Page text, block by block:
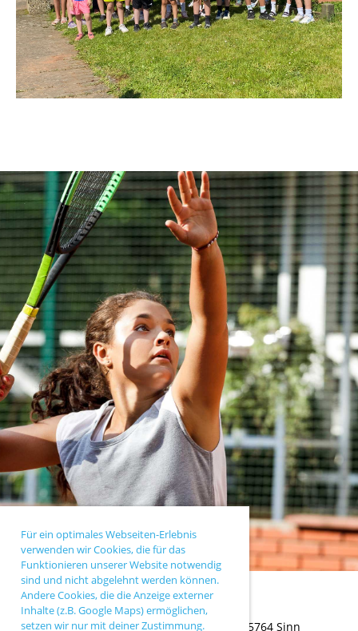
Für ein optimales Webseiten-Erlebnis
verwenden wir Cookies, die für das
Funktionieren unserer Website notwendig
sind und nicht abgelehnt werden können.
Andere Cookies, die die Anzeige externer
Inhalte (z.B. Google Maps) ermöglichen,
setzen wir nur mit deiner Zustimmung.
TC Sinn |Ballersbacher Weg 43 | 35764 Sinn